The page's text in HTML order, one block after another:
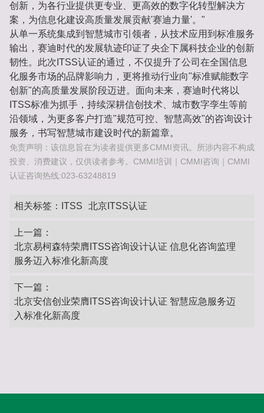
创新，为各行业提供更专业、更高效的数字化转型解决方
案，为信息化建设高质量发展贡献'赛迪力量'。"
从单一系统集成到智慧城市引领者，从技术应用到标准服务
输出，赛迪时代的发展轨迹印证了央企下属科技企业的创新
韧性。此次ITSS认证的通过，不仅提升了公司在全国信息
化服务市场的品牌影响力，更将推动行业向"标准赋能数字
创新"的高质量发展阶段迈进。面向未来，赛迪时代将以
ITSS标准为抓手，持续深耕信创技术、城市数字孪生等前
沿领域，为更多客户打造"规范可控、智慧高效"的咨询设计
服务，书写智慧城市建设时代的新篇章。
免责声明：该信息旨在为读者提供更多CMMI资讯。所涉内容不构成
投资、消费建议，仅供读者参考。CMMI培训｜CMMI咨询｜CMMI
认证咨询热线:023-63248819
相关标签： ITSS 北京ITSS认证
上一篇：
北京易柯森特荣膺ITSS咨询设计认证 信息化咨询监理
服务迈入标准化新高度
下一篇：
北京安信创业荣膺ITSS咨询设计认证 智慧应急服务迈
入标准化新高度